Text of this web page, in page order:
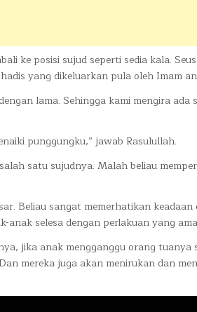
ke posisi sujud seperti sedia kala.
yang dikeluarkan pula oleh Imam
lama. Sehingga kami mengira
punggungku,” jawab Rasulullah.
satu sujudnya. Malah beliau
Beliau sangat memerhatikan
selesa dengan perlakuan yang
jika anak mengganggu orang
mereka juga akan menirukan dan